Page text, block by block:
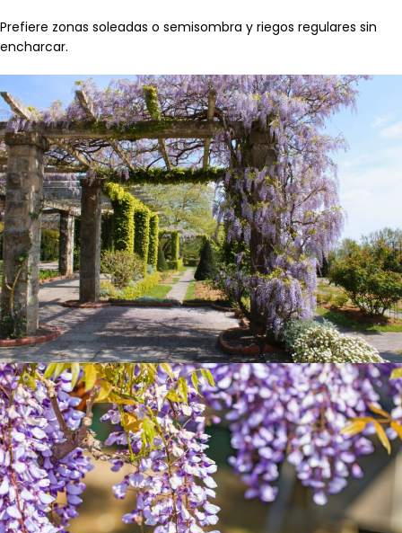
Prefiere zonas soleadas o semisombra y riegos regulares sin
encharcar.